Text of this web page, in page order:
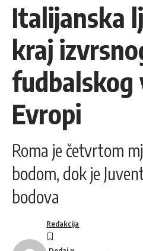
Italijanska
kraj
fudbalskog
Evropi
Roma je četvrtom
bodom, dok je
bodova
Redakcija